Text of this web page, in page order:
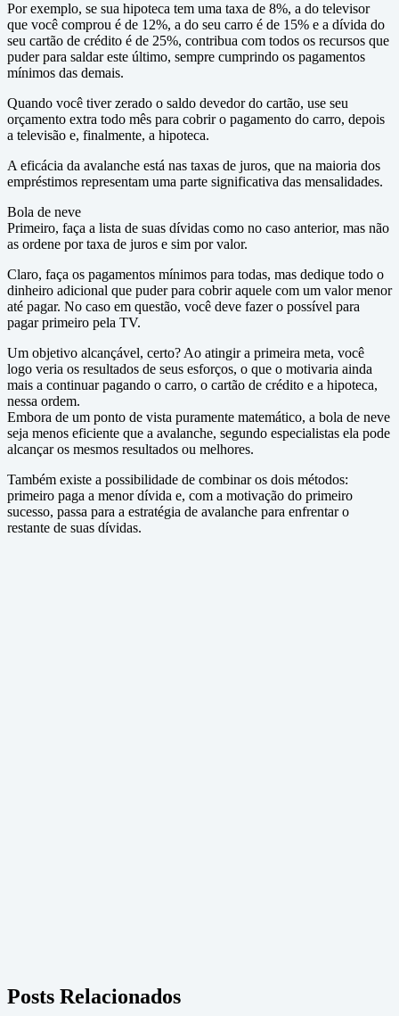
Por exemplo, se sua hipoteca tem uma taxa de 8%, a do televisor
que você comprou é de 12%, a do seu carro é de 15% e a dívida do
seu cartão de crédito é de 25%, contribua com todos os recursos que
puder para saldar este último, sempre cumprindo os pagamentos
mínimos das demais.
Quando você tiver zerado o saldo devedor do cartão, use seu
orçamento extra todo mês para cobrir o pagamento do carro, depois
a televisão e, finalmente, a hipoteca.
A eficácia da avalanche está nas taxas de juros, que na maioria dos
empréstimos representam uma parte significativa das mensalidades.
Bola de neve
Primeiro, faça a lista de suas dívidas como no caso anterior, mas não
as ordene por taxa de juros e sim por valor.
Claro, faça os pagamentos mínimos para todas, mas dedique todo o
dinheiro adicional que puder para cobrir aquele com um valor menor
até pagar. No caso em questão, você deve fazer o possível para
pagar primeiro pela TV.
Um objetivo alcançável, certo? Ao atingir a primeira meta, você
logo veria os resultados de seus esforços, o que o motivaria ainda
mais a continuar pagando o carro, o cartão de crédito e a hipoteca,
nessa ordem.
Embora de um ponto de vista puramente matemático, a bola de neve
seja menos eficiente que a avalanche, segundo especialistas ela pode
alcançar os mesmos resultados ou melhores.
Também existe a possibilidade de combinar os dois métodos:
primeiro paga a menor dívida e, com a motivação do primeiro
sucesso, passa para a estratégia de avalanche para enfrentar o
restante de suas dívidas.
Posts Relacionados